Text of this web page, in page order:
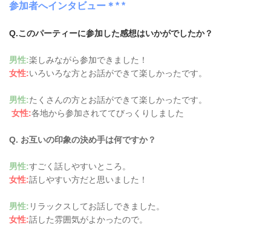
参加者へインタビュー＊* *
Q.このパーティーに参加した感想はいかがでしたか？
男性:楽しみながら参加できました！
女性:いろいろな方とお話ができて楽しかったです。
男性:たくさんの方とお話ができて楽しかったです。
女性:各地から参加されててびっくりしました
Q. お互いの印象の決め手は何ですか？
男性:すごく話しやすいところ。
女性:話しやすい方だと思いました！
男性: リラックスしてお話しできました。
女性:話した雰囲気がよかったので。